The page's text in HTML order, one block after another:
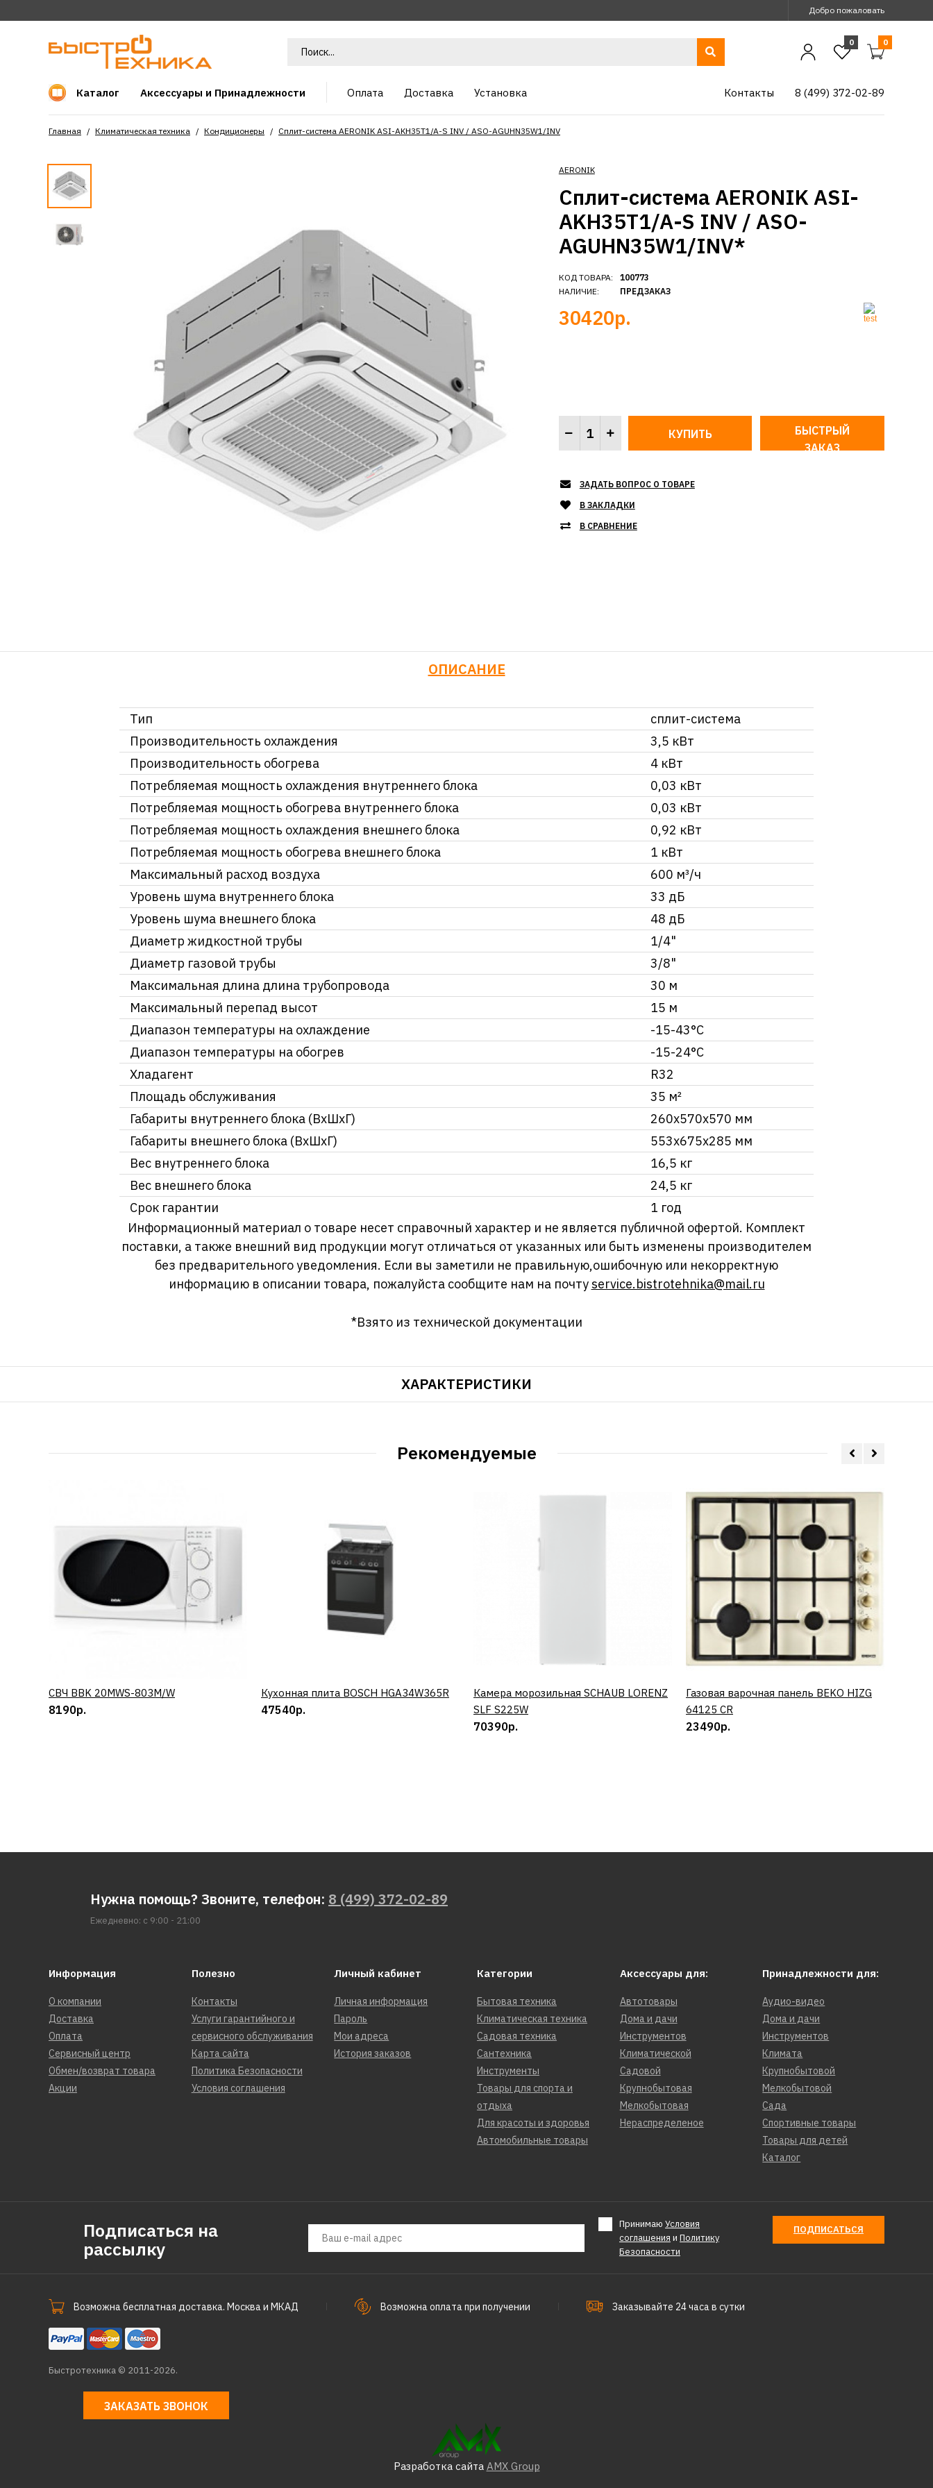
Добро пожаловать
0 0
Каталог Аксессуары и Принадлежности Оплата Доставка 8 (499) 372-02-89
Контакты
Установка
Главная Климатическая техника Кондиционеры Сплит-система AERONIK ASI-AKH35T1/A-S INV / ASO-AGUHN35W1/INV
AERONIK
Сплит-система AERONIK ASI-
AKH35T1/A-S INV / ASO-
AGUHN35W1/INV*
КОД ТОВАРА:
НАЛИЧИЕ:
100773
ПРЕДЗАКАЗ
30420р.
БЫСТРЫЙ
ЗАКАЗ
ЗАДАТЬ ВОПРОС О ТОВАРЕ
В ЗАКЛАДКИ
В СРАВНЕНИЕ
ОПИСАНИЕ
Тип
сплит-система
Производительность охлаждения
3,5 кВт
Производительность обогрева
4 кВт
Потребляемая мощность охлаждения внутреннего блока
0,03 кВт
Потребляемая мощность обогрева внутреннего блока
0,03 кВт
Потребляемая мощность охлаждения внешнего блока
0,92 кВт
Потребляемая мощность обогрева внешнего блока
1 кВт
Максимальный расход воздуха
600 м³/ч
Уровень шума внутреннего блока
33 дБ
Уровень шума внешнего блока
48 дБ
Диаметр жидкостной трубы
1/4"
Диаметр газовой трубы
3/8"
Максимальная длина длина трубопровода
30 м
Максимальный перепад высот
15 м
Диапазон температуры на охлаждение
-15-43°C
Диапазон температуры на обогрев
-15-24°C
Хладагент
R32
Площадь обслуживания
35 м²
Габариты внутреннего блока (ВхШхГ)
260х570х570 мм
Габариты внешнего блока (ВхШхГ)
553x675x285 мм
Вес внутреннего блока
16,5 кг
Вес внешнего блока
24,5 кг
Срок гарантии
1 год
Информационный материал о товаре несет справочный характер и не является публичной офертой. Комплект
поставки, а также внешний вид продукции могут отличаться от указанных или быть изменены производителем
без предварительного уведомления. Если вы заметили не правильную,ошибочную или некорректную
информацию в описании товара, пожалуйста сообщите нам на почтуservice.bistrotehnika@mail.ru
*Взято из технической документации
ХАРАКТЕРИСТИКИ
Рекомендуемые
КУПИТЬ
СВЧ BBK 20MWS-803M/W
8190р.
КУПИТЬ
Кухонная плита BOSCH HGA34W365R
47540р.
КУПИТЬ
Камера морозильная SCHAUB LORENZ
SLF S225W
70390р.
КУПИТЬ
Газовая варочная панель BEKO HIZG
64125 CR
23490р.
Нужна помощь? Звоните, телефон: 8 (499) 372-02-89
Ежедневно: с 9:00 - 21:00
Информация
О компании
Доставка
Оплата
Сервисный центр
Обмен/возврат товара
Акции
Полезно
Контакты
Услуги гарантийного и
сервисного обслуживания
Карта сайта
Политика Безопасности
Условия соглашения
Личный кабинет
Личная информация
Пароль
Мои адреса
История заказов
Категории
Бытовая техника
Климатическая техника
Садовая техника
Сантехника
Инструменты
Товары для спорта и
отдыха
Для красоты и здоровья
Автомобильные товары
Аксессуары для:
Автотовары
Дома и дачи
Инструментов
Климатической
Садовой
Крупнобытовая
Мелкобытовая
Нераспределеное
Принадлежности для:
Аудио-видео
Дома и дачи
Инструментов
Климата
Крупнобытовой
Мелкобытовой
Сада
Спортивные товары
Товары для детей
Каталог
Подписаться на
рассылку
Принимаю Условия
соглашения и Политику
Безопасности
ПОДПИСАТЬСЯ
Возможна бесплатная доставка. Москва и МКАД Возможна оплата при получении Заказывайте 24 часа в сутки
Быстротехника © 2011-2026.
ЗАКАЗАТЬ ЗВОНОК
Разработка сайта AMX Group